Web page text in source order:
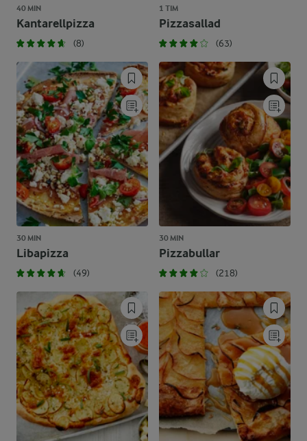
40 MIN
Kantarellpizza
(8)
1 TIM
Pizzasallad
(63)
30 MIN
Libapizza
(49)
30 MIN
Pizzabullar
(218)